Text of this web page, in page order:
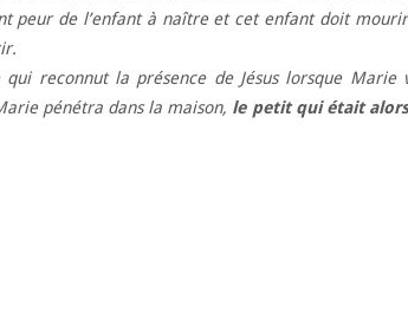
peur de l’enfant à naître et cet enfant doit
reconnut la présence de Jésus lorsque Marie
pénétra dans la maison, le petit qui était